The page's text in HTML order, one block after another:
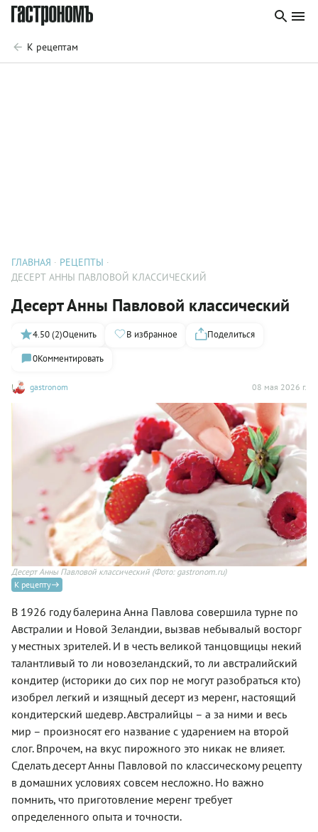
К рецептам
ГЛАВНАЯ
РЕЦЕПТЫ
ДЕСЕРТ АННЫ ПАВЛОВОЙ КЛАССИЧЕСКИЙ
Десерт Анны Павловой классический
gastronom 08 мая 2026 г.
4.50 (2)Оценить В избранное
Поделиться
0Комментировать
Десерт Анны Павловой классический (Фото: gastronom.ru)
К рецепту
В 1926 году балерина Анна Павлова совершила турне по
Австралии и Новой Зеландии, вызвав небывалый восторг
у местных зрителей. И в честь великой танцовщицы некий
талантливый то ли новозеландский, то ли австралийский
кондитер (историки до сих пор не могут разобраться кто)
изобрел легкий и изящный десерт из меренг, настоящий
кондитерский шедевр. Австралийцы – а за ними и весь
мир – произносят его название с ударением на второй
слог. Впрочем, на вкус пирожного это никак не влияет.
Сделать десерт Анны Павловой по классическому рецепту
в домашних условиях совсем несложно. Но важно
помнить, что приготовление меренг требует
определенного опыта и точности.